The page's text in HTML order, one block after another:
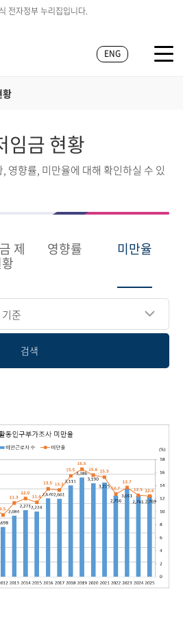
전자정부 누리집입니다.
ENG
황
임금 현황
영향률, 미만율에 대해 확인하실 수 있
제 영향률 미만율
준
검색